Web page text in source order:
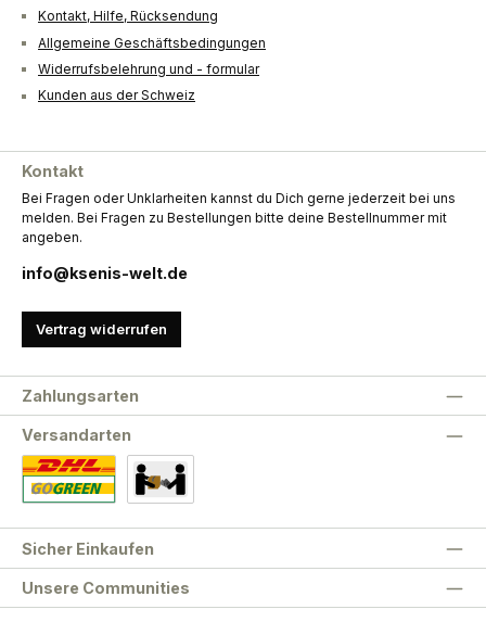
Kontakt, Hilfe, Rücksendung
Allgemeine Geschäftsbedingungen
Widerrufsbelehrung und - formular
Kunden aus der Schweiz
Kontakt
Bei Fragen oder Unklarheiten kannst du Dich gerne jederzeit bei uns
melden. Bei Fragen zu Bestellungen bitte deine Bestellnummer mit
angeben.
info@ksenis-welt.de
Vertrag widerrufen
Unsere Communities
Zahlungsarten
Versandarten
Sicher Einkaufen